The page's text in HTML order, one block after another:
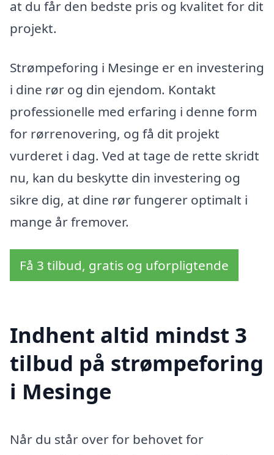
at du får den bedste pris og kvalitet for dit
projekt.
Strømpeforing i Mesinge er en investering
i dine rør og din ejendom. Kontakt
professionelle med erfaring i denne form
for rørrenovering, og få dit projekt
vurderet i dag. Ved at tage de rette skridt
nu, kan du beskytte din investering og
sikre dig, at dine rør fungerer optimalt i
mange år fremover.
Få 3 tilbud, gratis og uforpligtende
Indhent altid mindst 3
tilbud på strømpeforing
i Mesinge
Når du står over for behovet for